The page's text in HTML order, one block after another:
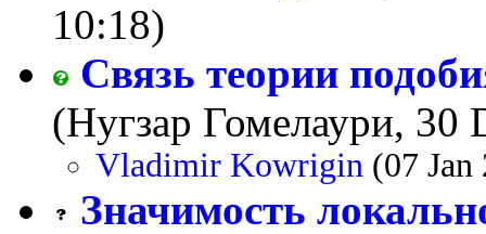
10:18)
Связь теории
(Нугзар Гомелаури, 30
Vladimir Kowrigin (07 Jan
Значимость